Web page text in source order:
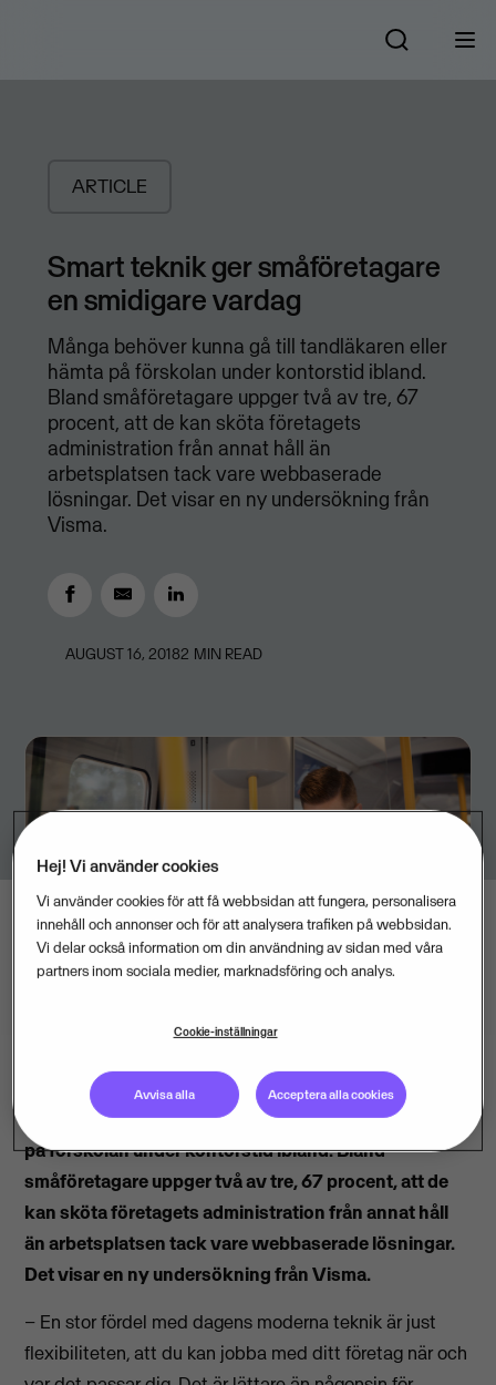
ARTICLE
Smart teknik ger småföretagare
en smidigare vardag
Många behöver kunna gå till tandläkaren eller
hämta på förskolan under kontorstid ibland.
Bland småföretagare uppger två av tre, 67
procent, att de kan sköta företagets
administration från annat håll än
arbetsplatsen tack vare webbaserade
lösningar. Det visar en ny undersökning från
Visma.
AUGUST 16, 20182 MIN READ
Många behöver kunna gå till tandläkaren eller hämta
på förskolan under kontorstid ibland. Bland
småföretagare uppger två av tre, 67 procent, att de
kan sköta företagets administration från annat håll
än arbetsplatsen tack vare webbaserade lösningar.
Det visar en ny undersökning från Visma.
– En stor fördel med dagens moderna teknik är just
flexibiliteten, att du kan jobba med ditt företag när och
Hej! Vi använder cookies
Vi använder cookies för att få webbsidan att fungera, personalisera
innehåll och annonser och för att analysera trafiken på webbsidan.
Vi delar också information om din användning av sidan med våra
partners inom sociala medier, marknadsföring och analys.
Cookie-inställningar
Avvisa alla Acceptera alla cookies